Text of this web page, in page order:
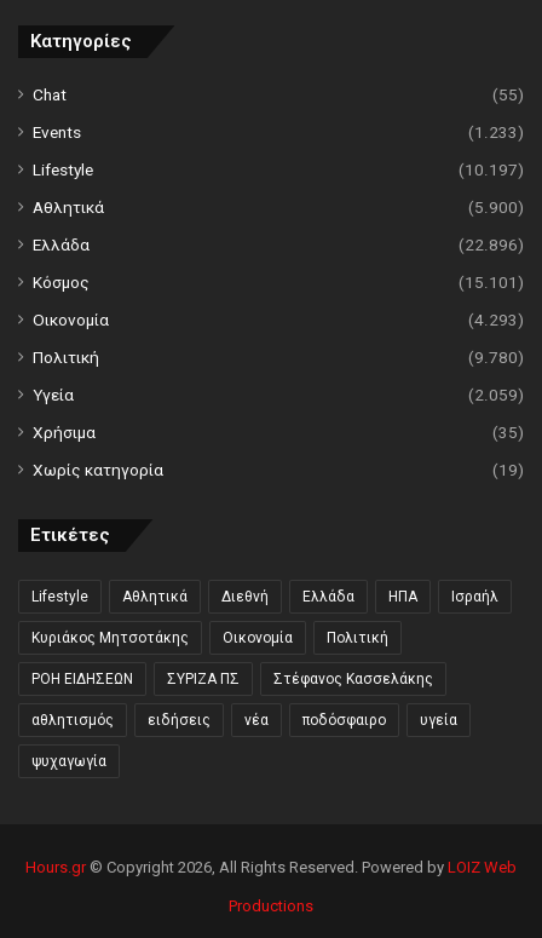
Κατηγορίες
Chat
(55)
Events
(1.233)
Lifestyle
(10.197)
Αθλητικά
(5.900)
Ελλάδα
(22.896)
Κόσμος
(15.101)
Οικονομία
(4.293)
Πολιτική
(9.780)
Υγεία
(2.059)
Χρήσιμα
(35)
Χωρίς κατηγορία
(19)
Ετικέτες
Lifestyle Αθλητικά Διεθνή Ελλάδα ΗΠΑ Ισραήλ
Κυριάκος Μητσοτάκης Οικονομία Πολιτική
ΡΟΗ ΕΙΔΗΣΕΩΝ ΣΥΡΙΖΑ ΠΣ Στέφανος Κασσελάκης
αθλητισμός ειδήσεις νέα ποδόσφαιρο υγεία
ψυχαγωγία
Hours.gr© Copyright 2026, All Rights Reserved. Powered by LOIZ Web
Productions